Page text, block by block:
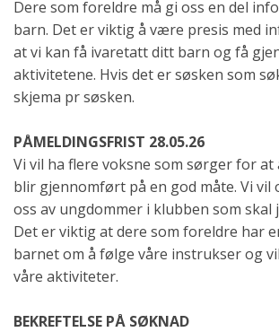
Dere som foreldre må gi oss en del
barn. Det er viktig å være presis med
at vi kan få ivaretatt ditt barn og få
aktivitetene. Hvis det er søsken som
skjema pr søsken.
PÅMELDINGSFRIST 28.05.26
Vi vil ha flere voksne som sørger for
blir gjennomført på en god måte. Vi vil
oss av ungdommer i klubben som skal
Det er viktig at dere som foreldre har
barnet om å følge våre instrukser og
våre aktiviteter.
BEKREFTELSE PÅ SØKNAD